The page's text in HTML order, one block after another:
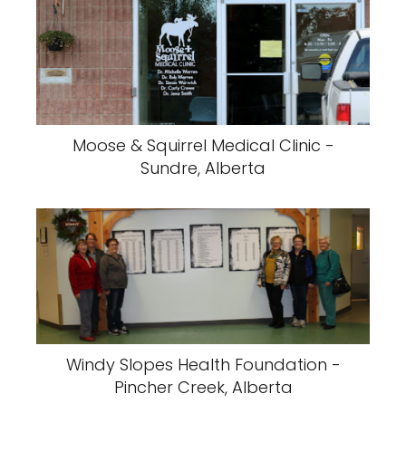
Moose & Squirrel Medical Clinic -
Sundre, Alberta
Windy Slopes Health Foundation -
Pincher Creek, Alberta